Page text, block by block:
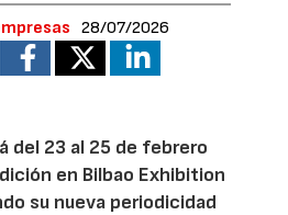
28/07/2026
del 23 al 25 de febrero
en Bilbao Exhibition
su nueva periodicidad